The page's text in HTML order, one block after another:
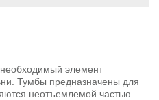
элемент
Тумбы предназначены для
неотъемлемой частью